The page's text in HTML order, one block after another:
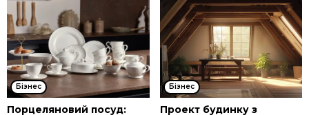
Бізнес
Порцеляновий посуд:
Бізнес
Проект будинку з